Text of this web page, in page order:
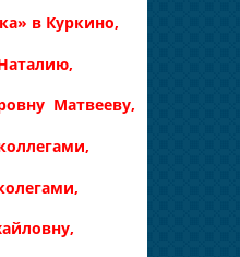
в Куркино,
Матвееву,